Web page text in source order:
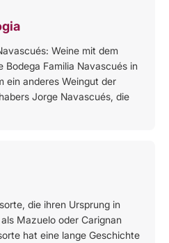
Weine mit dem
Bodega Familia Navascués in
ein anderes Weingut der
Jorge Navascués, die
die ihren Ursprung in
Mazuelo oder Carignan
hat eine lange Geschichte